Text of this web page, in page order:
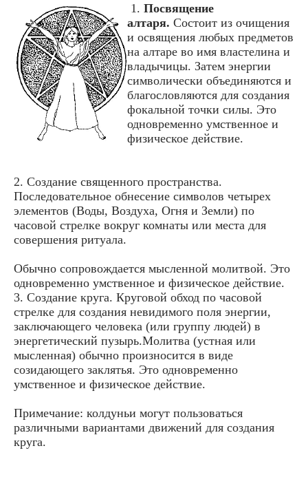
1. Посвящение
алтаря. Состоит из очищения
и освящения любых предметов
на алтаре во имя властелина и
владычицы. Затем энергии
символически объединяются и
благословляются для создания
фокальной точки силы. Это
одновременно умственное и
физическое действие.
2. Создание священного пространства.
Последовательное обнесение символов четырех
элементов (Воды, Воздуха, Огня и Земли) по
часовой стрелке вокруг комнаты или места для
совершения ритуала.
Обычно сопровождается мысленной молитвой. Это
одновременно умственное и физическое действие.
3. Создание круга. Круговой обход по часовой
стрелке для создания невидимого поля энергии,
заключающего человека (или группу людей) в
энергетический пузырь.Молитва (устная или
мысленная) обычно произносится в виде
созидающего заклятья. Это одновременно
умственное и физическое действие.
Примечание: колдуньи могут пользоваться
различными вариантами движений для создания
круга.